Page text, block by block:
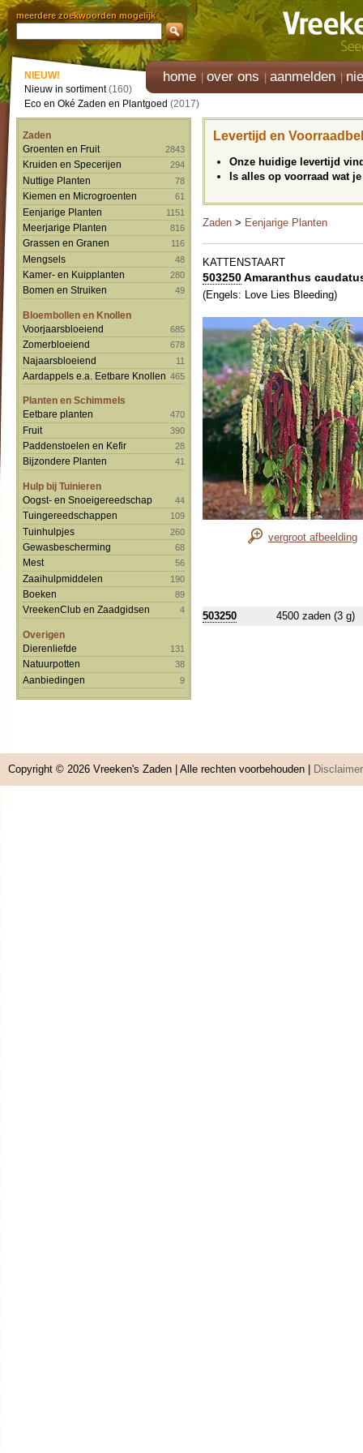
meerdere zoekwoorden mogelijk
home over ons aanmelden
NIEUW!
Nieuw in sortiment(160)
Eco en Oké Zaden en Plantgoed (2017)
Zaden
Groenten en Fruit
2843
Kruiden en Specerijen 294
Nuttige Planten 78
Kiemen en Microgroenten 61
Eenjarige Planten 1151
Meerjarige Planten 816
Grassen en Granen 116
Mengsels 48
Kamer- en Kuipplanten 280
Bomen en Struiken 49
Bloembollen en Knollen
Voorjaarsbloeiend
685
Zomerbloeiend 678
Najaarsbloeiend 11
Aardappels e.a. Eetbare Knollen 465
Planten en Schimmels
Eetbare planten
470
Fruit 390
Paddenstoelen en Kefir 28
Bijzondere Planten 41
Hulp bij Tuinieren
Oogst- en Snoeigereedschap
44
Tuingereedschappen 109
Tuinhulpjes 260
Gewasbescherming 68
Mest 56
Zaaihulpmiddelen 190
Boeken 89
VreekenClub en Zaadgidsen 4
Overigen
Dierenliefde
131
Natuurpotten 38
Aanbiedingen 9
Levertijd en
Onze huidige levertijd
Is alles op voorraad wat
Zaden > Eenjarige Planten
KATTENSTAART
503250Amaranthus
(Engels: Love Lies Bleeding)
vergroot afbeelding
503250 4500 zaden (3 g)
Copyright © 2026 Vreeken's Zaden | Alle rechten voorbehouden | Disclaimer